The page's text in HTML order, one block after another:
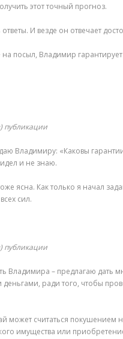
этот точный прогноз.
И везде он отвечает
посыл, Владимир
публикации
Владимиру: «Каковы
и не знаю.
ясна. Как только я начал
сил.
публикации
Владимира – предлагаю дать
деньгами, ради того, чтобы
может считаться покушением
имущества или